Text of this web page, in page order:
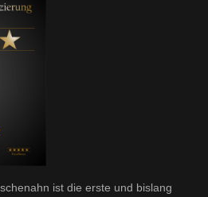
ist die erste und bislang